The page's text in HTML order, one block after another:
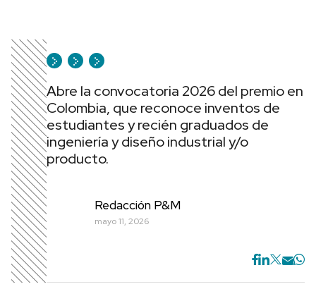
Abre la convocatoria 2026 del premio en
Colombia, que reconoce inventos de
estudiantes y recién graduados de
ingeniería y diseño industrial y/o
producto.
Redacción P&M
mayo 11, 2026